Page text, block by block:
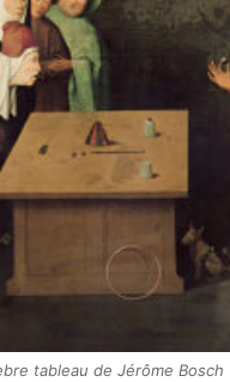
tableau de Jérôme Bosch